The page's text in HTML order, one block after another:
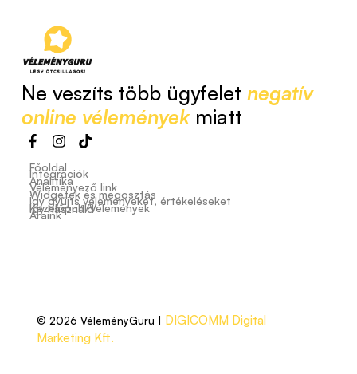
Ne veszíts több ügyfelet negatív
online véleményekmiatt
Főoldal
Integrációk
Analitika
Véleményező link
Widgetek és megosztás
Így gyűjts véleményeket, értékeléseket
Kezelőpult/Vélemények
Így használd
Áraink
© 2026 VéleményGuru |
DIGICOMM Digital
Marketing Kft.